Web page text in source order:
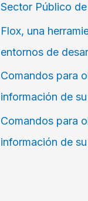
Sector Público
Flox, una
entornos de
Comandos para
información de
Comandos para
información de